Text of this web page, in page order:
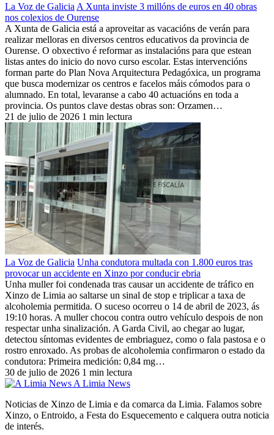
La Voz de Galicia A Xunta inviste 3 millóns de euros en 40 obras
nos colexios de Ourense
A Xunta de Galicia está a aproveitar as vacacións de verán para
realizar melloras en diversos centros educativos da provincia de
Ourense. O obxectivo é reformar as instalacións para que estean
listas antes do inicio do novo curso escolar. Estas intervencións
forman parte do Plan Nova Arquitectura Pedagóxica, un programa
que busca modernizar os centros e facelos máis cómodos para o
alumnado. En total, levaranse a cabo 40 actuacións en toda a
provincia. Os puntos clave destas obras son: Orzamen…
21 de julio de 2026 1 min lectura
La Voz de Galicia Unha condutora multada con 1.800 euros tras
provocar un accidente en Xinzo por conducir ebria
Unha muller foi condenada tras causar un accidente de tráfico en
Xinzo de Limia ao saltarse un sinal de stop e triplicar a taxa de
alcoholemia permitida. O suceso ocorreu o 14 de abril de 2023, ás
19:10 horas. A muller chocou contra outro vehículo despois de non
respectar unha sinalización. A Garda Civil, ao chegar ao lugar,
detectou síntomas evidentes de embriaguez, como o fala pastosa e o
rostro enroxado. As probas de alcoholemia confirmaron o estado da
condutora: Primeira medición: 0,84 mg…
30 de julio de 2026 1 min lectura
A Limia News
Noticias de Xinzo de Limia e da comarca da Limia. Falamos sobre
Xinzo, o Entroido, a Festa do Esquecemento e calquera outra noticia
de interés.